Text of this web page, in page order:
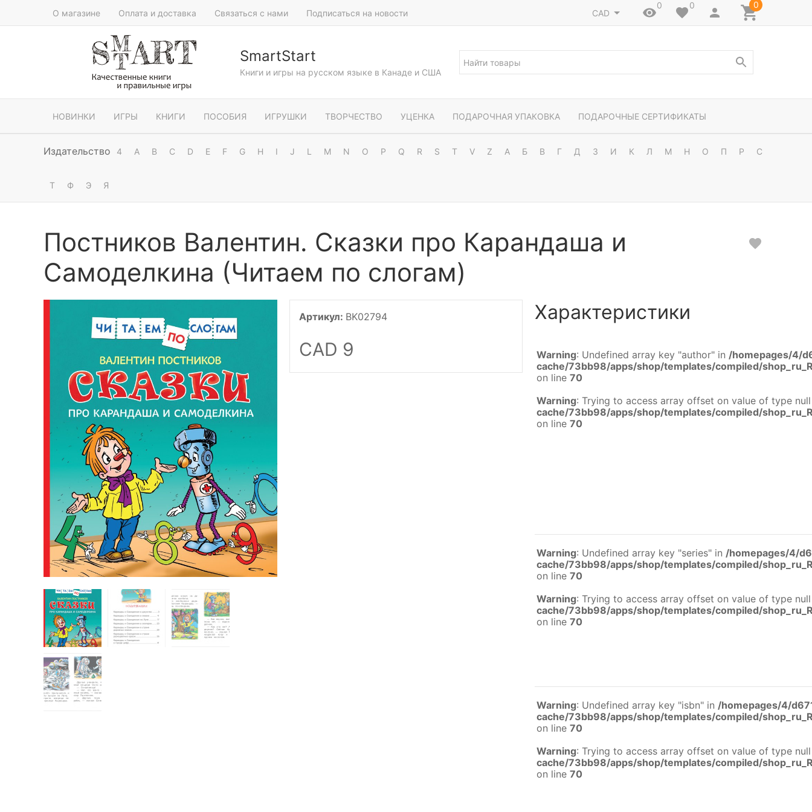
О магазине Оплата и доставка Связаться с нами Подписаться на новости CAD
0 0 0
SmartStart
Книги и игры на русском языке в Канаде и США
НОВИНКИ ИГРЫ КНИГИ ПОСОБИЯ ИГРУШКИ ТВОРЧЕСТВО УЦЕНКА ПОДАРОЧНАЯ УПАКОВКА ПОДАРОЧНЫЕ СЕРТИФИКАТЫ
Издательство 4 A B C D E F G H I J L M N O P Q R S T V Z А Б В Г Д З И К Л М Н О П Р С
Т Ф Э Я
Постников Валентин. Сказки про Карандаша и
Самоделкина (Читаем по слогам)
Артикул: BK02794
CAD 9
Характеристики
Warning: Undefined array key "author" in/homepages/4/
cache/73bb98/apps/shop/templates/compiled/
on line70
Warning: Trying to access array offset on value of type
cache/73bb98/apps/shop/templates/compiled/
on line70
Warning: Undefined array key "series" in/homepages/4/
cache/73bb98/apps/shop/templates/compiled/
on line70
Warning: Trying to access array offset on value of type
cache/73bb98/apps/shop/templates/compiled/
on line70
Warning: Undefined array key "isbn" in/homepages/4/
cache/73bb98/apps/shop/templates/compiled/
on line70
Warning: Trying to access array offset on value of type
cache/73bb98/apps/shop/templates/compiled/
on line70